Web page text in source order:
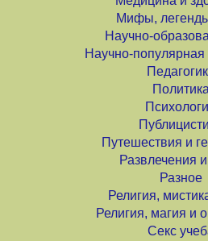
Мифы,
Научно-
Научно-популярная
Политика
Путешествия и
Развлечения
Разное
Религия,
Религия, магия и
Секс